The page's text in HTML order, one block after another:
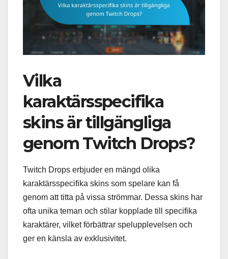
Vilka
karaktärsspecifika
skins är tillgängliga
genom Twitch Drops?
Twitch Drops erbjuder en mängd olika
karaktärsspecifika skins som spelare kan få
genom att titta på vissa strömmar. Dessa skins har
ofta unika teman och stilar kopplade till specifika
karaktärer, vilket förbättrar spelupplevelsen och
ger en känsla av exklusivitet.